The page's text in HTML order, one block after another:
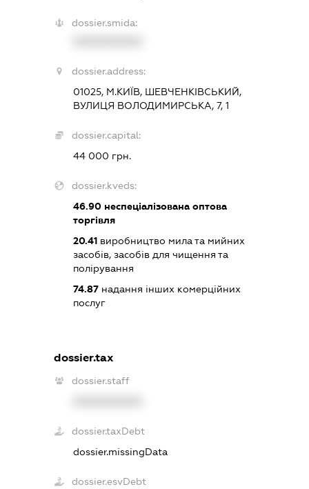
dossier.smida:
dossier.address:
01025, М.КИЇВ, ШЕВЧЕНКІВСЬКИЙ,
ВУЛИЦЯ ВОЛОДИМИРСЬКА, 7, 1
dossier.capital:
44 000 грн.
dossier.kveds:
46.90 неспеціалізована оптова
торгівля
20.41 виробництво мила та мийних
засобів, засобів для чищення та
полірування
74.87 надання інших комерційних
послуг
dossier.tax
dossier.staff
dossier.taxDebt
dossier.missingData
dossier.esvDebt